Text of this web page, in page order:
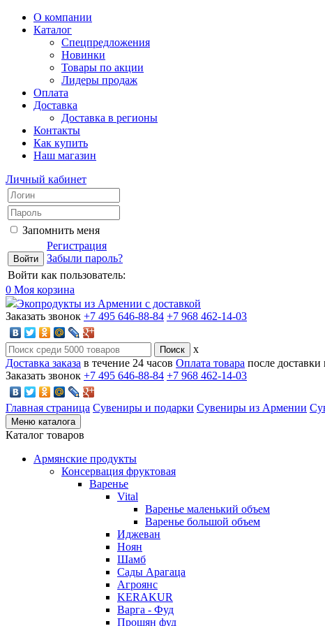
О компании
Каталог
Спецпредложения
Новинки
Товары по акции
Лидеры продаж
Оплата
Доставка
Доставка в регионы
Контакты
Как купить
Наш магазин
Личный кабинет
Запомнить меня
Регистрация
Забыли пароль?
Войти как пользователь:
0 Моя корзина
Экопродукты из Армении с доставкой
Заказать звонок +7 495 646-88-84 +7 968 462-14-03
x
Доставка заказа в течение 24 часов Оплата товара после
Заказать звонок +7 495 646-88-84 +7 968 462-14-03
Главная страница Сувениры и подарки Сувениры из Армении
Меню каталога
Каталог товаров
Армянские продукты
Консервация фруктовая
Варенье
Vital
Варенье маленький объем
Варенье большой объем
Иджеван
Ноян
Шамб
Сады Арагаца
Агроянс
KERAKUR
Варга - Фуд
Прошян фуд